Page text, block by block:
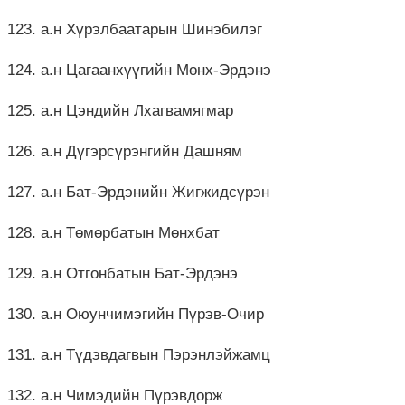
123. а.н Хүрэлбаатарын Шинэбилэг
124. а.н Цагаанхүүгийн Мөнх-Эрдэнэ
125. а.н Цэндийн Лхагвамягмар
126. а.н Дүгэрсүрэнгийн Дашням
127. а.н Бат-Эрдэнийн Жигжидсүрэн
128. а.н Төмөрбатын Мөнхбат
129. а.н Отгонбатын Бат-Эрдэнэ
130. а.н Оюунчимэгийн Пүрэв-Очир
131. а.н Түдэвдагвын Пэрэнлэйжамц
132. а.н Чимэдийн Пүрэвдорж